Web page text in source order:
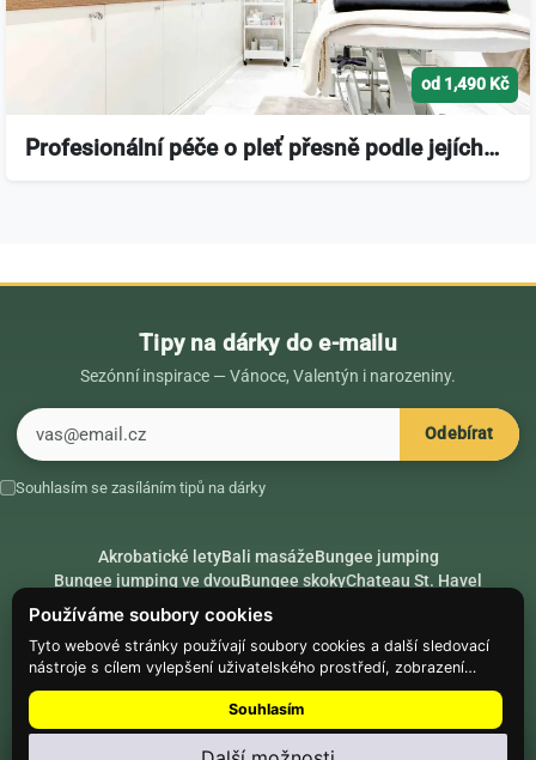
Používáme soubory cookies
Tyto webové stránky používají soubory cookies a další sledovací
nástroje s cílem vylepšení uživatelského prostředí, zobrazení
přizpůsobeného obsahu a reklam, analýzy návštěvnosti webových
stránek a zjištění zdroje návštěvnosti.
Souhlasím
od 1,490 Kč
Profesionální péče o pleť přesně podle jejích…
Tipy na dárky do e-mailu
Sezónní inspirace — Vánoce, Valentýn i narozeniny.
Odebírat
Souhlasím se zasíláním tipů na dárky
Akrobatické letyBali masážeBungee jumping
Bungee jumping ve dvouBungee skokyChateau St. Havel
Dárek k 18. narozeninám
Dárek k 40. narozeninám
RádceSecret SantaSložte se na dárek
PARTNEŘIHike.placeClimbing.place
© Web Development — Good Experience s.r.o.
Najdi Dárek: menu ⋮ → Nainstalovat aplikaci